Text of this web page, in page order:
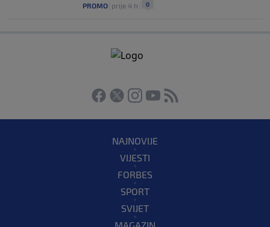
PROMO prije 4 h 0
NAJNOVIJE
VIJESTI
FORBES
SPORT
SVIJET